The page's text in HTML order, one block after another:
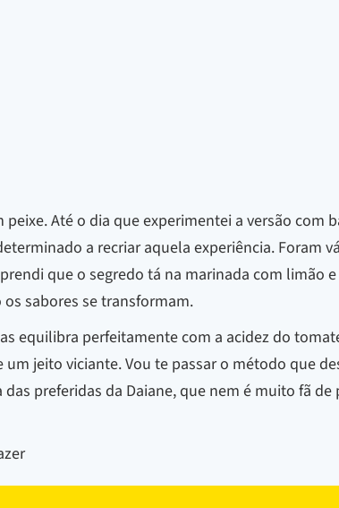
Até o dia que experimentei a versão com
a recriar aquela experiência. Foram
que o segredo tá na marinada com limão
sabores se transformam.
equilibra perfeitamente com a acidez do
jeito viciante. Vou te passar o método que
preferidas da Daiane, que nem é muito fã